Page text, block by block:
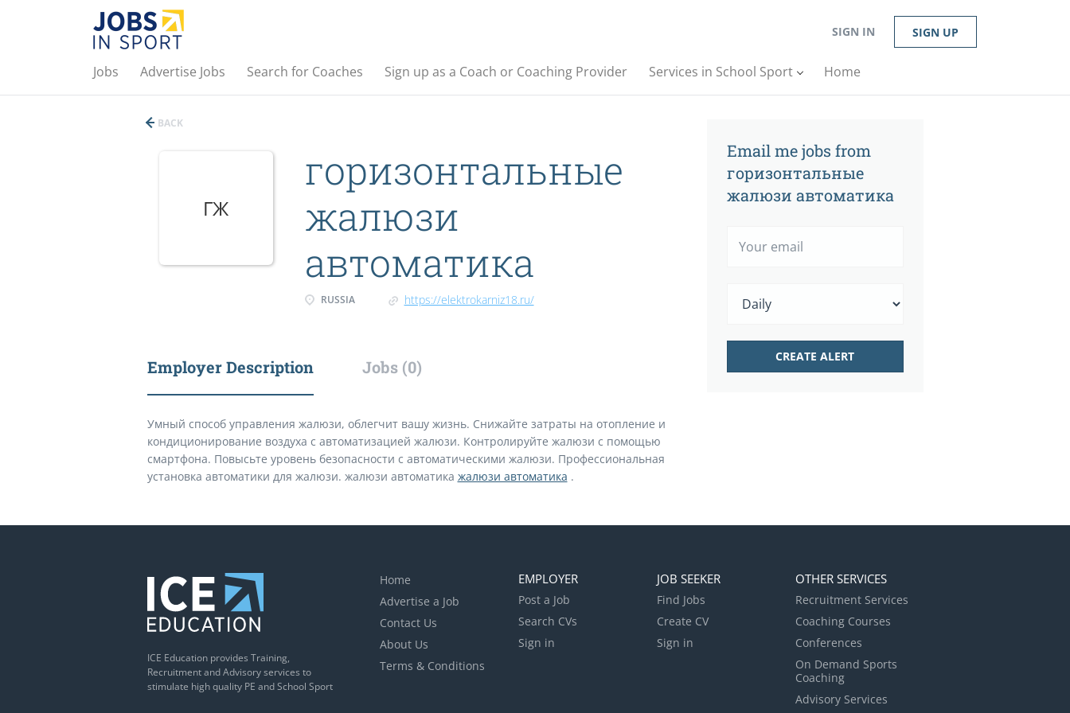
SIGN IN SIGN UP
Jobs Advertise Jobs Search for Coaches Sign up as a Coach or Coaching Provider Services in School Sport Home
BACK
ГЖ
горизонтальные
жалюзи
автоматика
RUSSIA https://elektrokarniz18.ru/
Employer Description Jobs (0)
Умный способ управления жалюзи, облегчит вашу жизнь. Снижайте затраты на отопление и
кондиционирование воздуха с автоматизацией жалюзи. Контролируйте жалюзи с помощью
смартфона. Повысьте уровень безопасности с автоматическими жалюзи. Профессиональная
установка автоматики для жалюзи. жалюзи автоматика жалюзи автоматика .
Email me jobs from
горизонтальные
жалюзи автоматика
ICE Education provides Training,
Recruitment and Advisory services to
stimulate high quality PE and School Sport
Home
Advertise a Job
Contact Us
About Us
Terms & Conditions
EMPLOYER
Post a Job
Search CVs
Sign in
JOB SEEKER
Find Jobs
Create CV
Sign in
OTHER SERVICES
Recruitment Services
Coaching Courses
Conferences
On Demand Sports
Coaching
Advisory Services